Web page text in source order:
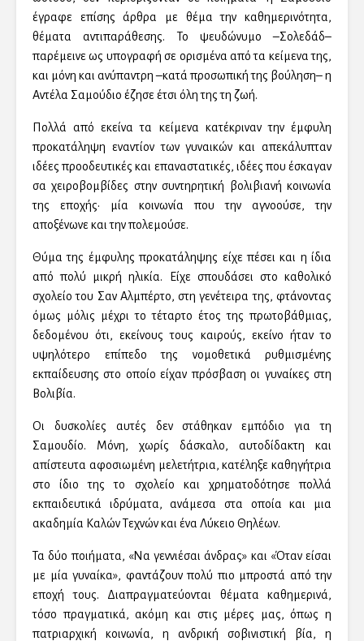
έγραφε επίσης άρθρα με θέμα την καθημερινότητα,
θέματα αντιπαράθεσης. Το ψευδώνυμο –Σολεδάδ–
παρέμεινε ως υπογραφή σε ορισμένα από τα κείμενα της,
και μόνη και ανύπαντρη –κατά προσωπική της βούληση– η
Αντέλα Σαμούδιο έζησε έτσι όλη της τη ζωή.
Πολλά από εκείνα τα κείμενα κατέκριναν την έμφυλη
προκατάληψη εναντίον των γυναικών και απεκάλυπταν
ιδέες προοδευτικές και επαναστατικές, ιδέες που έσκαγαν
σα χειροβομβίδες στην συντηρητική βολιβιανή κοινωνία
της εποχής· μία κοινωνία που την αγνοούσε, την
αποξένωνε και την πολεμούσε.
Θύμα της έμφυλης προκατάληψης είχε πέσει και η ίδια
από πολύ μικρή ηλικία. Είχε σπουδάσει στο καθολικό
σχολείο του Σαν Αλμπέρτο, στη γενέτειρα της, φτάνοντας
όμως μόλις μέχρι το τέταρτο έτος της πρωτοβάθμιας,
δεδομένου ότι, εκείνους τους καιρούς, εκείνο ήταν το
υψηλότερο επίπεδο της νομοθετικά ρυθμισμένης
εκπαίδευσης στο οποίο είχαν πρόσβαση οι γυναίκες στη
Βολιβία.
Οι δυσκολίες αυτές δεν στάθηκαν εμπόδιο για τη
Σαμουδίο. Μόνη, χωρίς δάσκαλο, αυτοδίδακτη και
απίστευτα αφοσιωμένη μελετήτρια, κατέληξε καθηγήτρια
στο ίδιο της το σχολείο και χρηματοδότησε πολλά
εκπαιδευτικά ιδρύματα, ανάμεσα στα οποία και μια
ακαδημία Καλών Τεχνών και ένα Λύκειο Θηλέων.
Τα δύο ποιήματα, «Να γεννιέσαι άνδρας» και «Όταν είσαι
με μία γυναίκα», φαντάζουν πολύ πιο μπροστά από την
εποχή τους. Διαπραγματεύονται θέματα καθημερινά,
τόσο πραγματικά, ακόμη και στις μέρες μας, όπως η
πατριαρχική κοινωνία, η ανδρική σοβινιστική βία, η